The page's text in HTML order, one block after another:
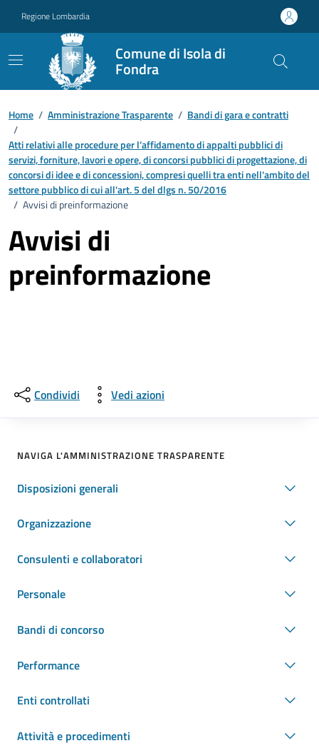
Regione Lombardia
Comune di Isola di
Fondra
Home / Amministrazione Trasparente / Bandi di gara e contratti
/
Atti relativi alle procedure per l’affidamento di appalti pubblici di
servizi, forniture, lavori e opere, di concorsi pubblici di progettazione, di
concorsi di idee e di concessioni, compresi quelli tra enti nell'ambito del
settore pubblico di cui all'art. 5 del dlgs n. 50/2016
/ Avvisi di preinformazione
Avvisi di
preinformazione
Condividi Vedi azioni
NAVIGA L'AMMINISTRAZIONE TRASPARENTE
Disposizioni generali
Organizzazione
Consulenti e collaboratori
Personale
Bandi di concorso
Performance
Enti controllati
Attività e procedimenti